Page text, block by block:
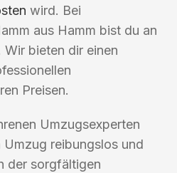
wird. Bei
aus Hamm bist du an
bieten dir einen
Preisen.
Umzugsexperten
reibungslos und
der sorgfältigen